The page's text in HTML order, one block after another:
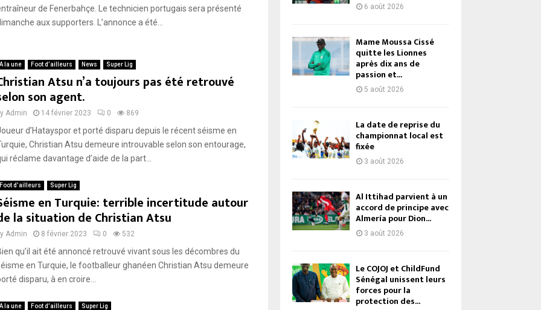
de Fenerbahçe. Le technicien portugais sera présenté
aux supporters. L’annonce a été...
A la une Foot d’ailleurs News Super Lig
Atsu n’a toujours pas été retrouvé
son agent.
Admin 14 février 2023 0 869
d’Hatayspor et porté disparu depuis le récent séisme en
Christian Atsu demeure introuvable selon son entourage,
réclame davantage d’aide de la part...
Foot d’ailleurs Super Lig
en Turquie: terrible incertitude autour
la situation de Christian Atsu
Admin 8 février 2023 0 532
qu’il ait été annoncé retrouvé vivant sous les décombres du
en Turquie, le footballeur ghanéen Christian Atsu demeure
disparu, à en croire...
A la une Foot d’ailleurs Super Lig
6 août 2026
Mame Moussa Cissé
quitte les Lionnes
après dix ans de
passion et...
5 août 2026
La date de reprise du
championnat local est
fixée
3 août 2026
Al Ittihad parvient à un
accord de principe avec
Almería pour Dion...
3 août 2026
Le COJOJ et ChildFund
Sénégal unissent leurs
forces pour la
protection des...